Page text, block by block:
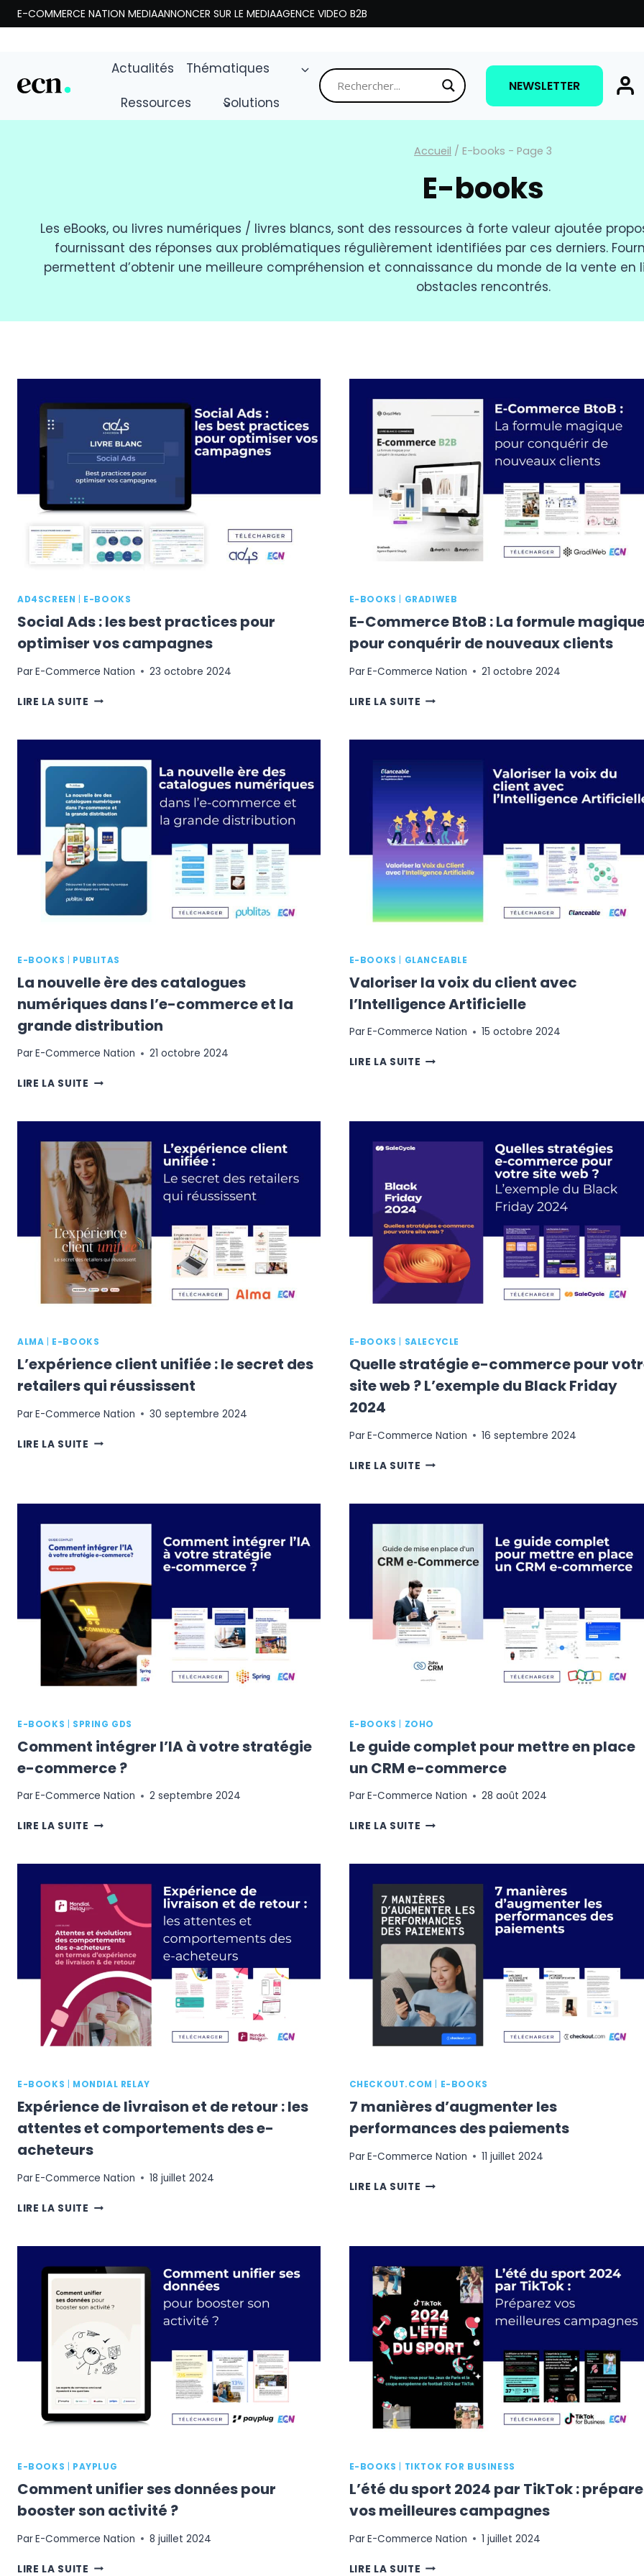
Aller
au
E-COMMERCE NATION MEDIAANNONCER SUR LE MEDIAAGENCE VIDEO B2B
Actualités
Thématiques
Ressources
Solutions
NEWSLETTER
Accueil / E-books - Page 3
E-books
Les eBooks, ou livres numériques / livres blancs, sont des ressources à forte valeur ajoutée
fournissant des réponses aux problématiques régulièrement identifiées par ces derniers.
permettent d’obtenir une meilleure compréhension et connaissance du monde de la vente en
obstacles rencontrés.
AD4SCREEN E-BOOKS
Social Ads : les best practices pour
optimiser vos campagnes
ParE-Commerce Nation 23 octobre 2024
LIRE LA SUITE SOCIAL
LES
BEST
PRACTICES
OPTIMISER
VOS
CAMPAGNES
E-BOOKS GRADIWEB
E-Commerce BtoB : La formule
pour conquérir de nouveaux clients
ParE-Commerce Nation 21 octobre 2024
LIRE LA SUITE E-
:
POUR
CONQUÉRIR
DE
NOUVEAUX
CLIENTS
E-BOOKS PUBLITAS
La nouvelle ère des catalogues
numériques dans l’e-commerce et la
grande distribution
ParE-Commerce Nation 21 octobre 2024
LIRE LA SUITE LA
DES
CATALOGUES
NUMÉRIQUES
DANS
L’E-
COMMERCE
ET
LA
GRANDE
DISTRIBUTION
E-BOOKS GLANCEABLE
Valoriser la voix du client avec
l’Intelligence Artificielle
ParE-Commerce Nation 15 octobre 2024
LIRE LA SUITE VALORISER
CLIENT
L’INTELLIGENCE
ALMA E-BOOKS
L’expérience client unifiée : le secret des
retailers qui réussissent
ParE-Commerce Nation 30 septembre 2024
LIRE LA SUITE L’EXPÉRIENCE
LE
RETAILERS
QUI
E-BOOKS SALECYCLE
Quelle stratégie e-commerce pour
site web ? L’exemple du Black Friday
2024
ParE-Commerce Nation 16 septembre 2024
LIRE LA SUITE QUELLE
COMMERCE
POUR
SITE
WEB
?
L’EXEMPLE
DU
BLACK
FRIDAY
2024
E-BOOKS SPRING GDS
Comment intégrer l’IA à votre stratégie
e-commerce ?
ParE-Commerce Nation 2 septembre 2024
LIRE LA SUITE COMMENT
À
VOTRE
STRATÉGIE
E-
COMMERCE
?
E-BOOKS ZOHO
Le guide complet pour mettre en place
un CRM e-commerce
ParE-Commerce Nation 28 août 2024
LIRE LA SUITE LE
POUR
METTRE
EN
PLACE
UN
CRM
E-
COMMERCE
E-BOOKS MONDIAL RELAY
Expérience de livraison et de retour : les
attentes et comportements des e-
acheteurs
ParE-Commerce Nation 18 juillet 2024
LIRE LA SUITE EXPÉRIENCE
ET
DE
RETOUR
:
LES
ET
COMPORTEMENTS
DES
E-
ACHETEURS
CHECKOUT.COM E-BOOKS
7 manières d’augmenter les
performances des paiements
ParE-Commerce Nation 11 juillet 2024
LIRE LA SUITE 7
PERFORMANCES
PAIEMENTS
E-BOOKS PAYPLUG
Comment unifier ses données pour
booster son activité ?
ParE-Commerce Nation 8 juillet 2024
LIRE LA SUITE COMMENT
E-BOOKS TIKTOK FOR BUSINESS
L’été du sport 2024 par TikTok :
vos meilleures campagnes
ParE-Commerce Nation 1 juillet 2024
LIRE LA SUITE L’ÉTÉ